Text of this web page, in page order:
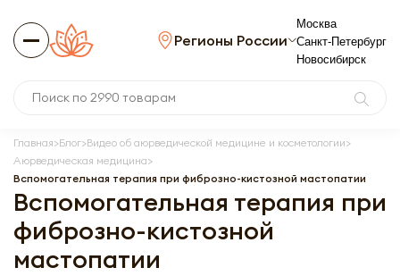
Регионы России
Москва
Санкт-Петербург
Новосибирск
Главная Блог Видео об аюрведической медицине и косметологии
Аюрведическая медицина
Вспомогательная терапия при фиброзно-кистозной мастопатии
Вспомогательная терапия при
фиброзно-кистозной
мастопатии